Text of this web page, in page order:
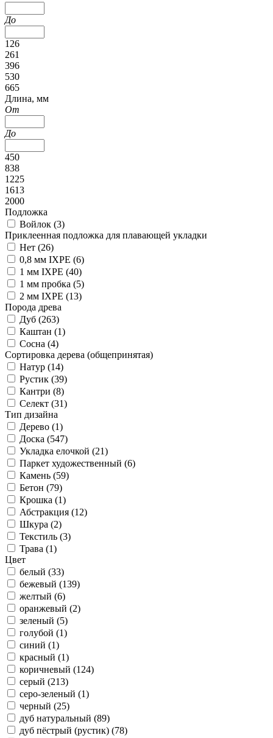
До
126
261
396
530
665
Длина, мм
От
До
450
838
1225
1613
2000
Подложка
Войлок (3)
Приклеенная подложка для плавающей укладки
Нет (26)
0,8 мм IXPE (6)
1 мм IXPE (40)
1 мм пробка (5)
2 мм IXPE (13)
Порода древа
Дуб (263)
Каштан (1)
Сосна (4)
Сортировка дерева (общепринятая)
Натур (14)
Рустик (39)
Кантри (8)
Селект (31)
Тип дизайна
Дерево (1)
Доска (547)
Укладка елочкой (21)
Паркет художественный (6)
Камень (59)
Бетон (79)
Крошка (1)
Абстракция (12)
Шкура (2)
Текстиль (3)
Трава (1)
Цвет
белый (33)
бежевый (139)
желтый (6)
оранжевый (2)
зеленый (5)
голубой (1)
синий (1)
красный (1)
коричневый (124)
серый (213)
серо-зеленый (1)
черный (25)
дуб натуральный (89)
дуб пёстрый (рустик) (78)